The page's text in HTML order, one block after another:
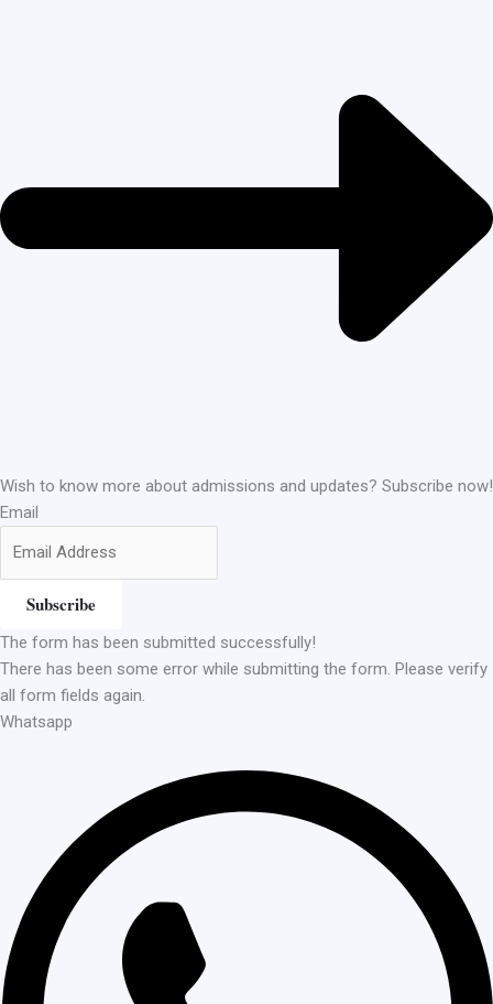
Wish to know more about admissions and updates? Subscribe now!
Email
Subscribe
The form has been submitted successfully!
There has been some error while submitting the form. Please verify
all form fields again.
Whatsapp